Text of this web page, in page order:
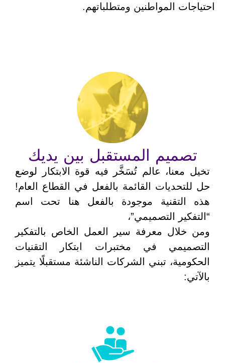
احتياجات المواطنين ومتطلباتهم.
تصميم المستقبل بين يديك
تخيل معنا، عالم تُسَخَّر فيه قوة الابتكار لوضع
حل للتحديات القائمة بالفعل في القطاع العام!
هذه التقنية موجودة بالفعل هنا تحت اسم
“التفكير التصميمي”،
ومن خلال معرفة سير العمل الخاص بالتفكير
التصميمي في مختبرات ابتكار التقنيات
الحكومية، تبني الشركات الناشئة مستقبلًا يتميز
بالآتي: